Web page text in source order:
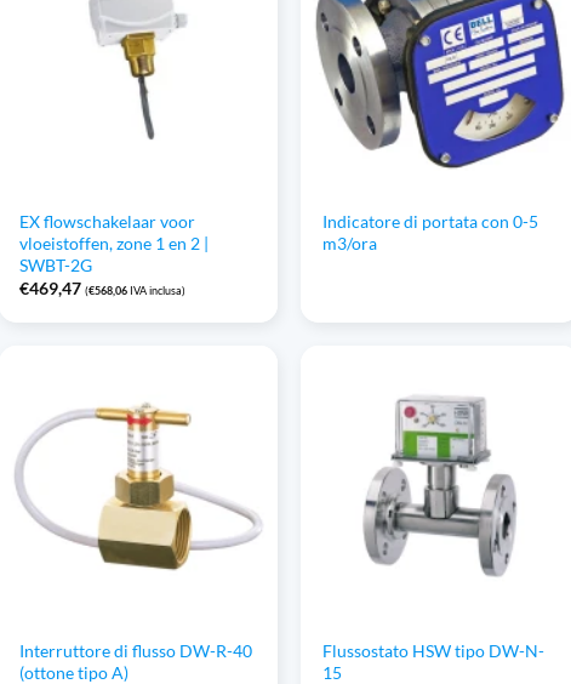
EX flowschakelaar voor
vloeistoffen, zone 1 en 2 |
SWBT-2G
€469,47 (€568,06 IVA inclusa)
Indicatore di portata con 0-5
m3/ora
Interruttore di flusso DW-R-40
(ottone tipo A)
Flussostato HSW tipo DW-N-
15